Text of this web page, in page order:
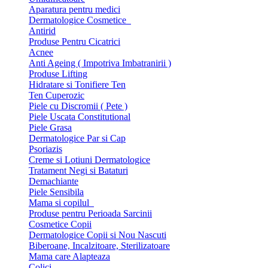
Aparatura pentru medici
Dermatologice Cosmetice
Antirid
Produse Pentru Cicatrici
Acnee
Anti Ageing ( Impotriva Imbatranirii )
Produse Lifting
Hidratare si Tonifiere Ten
Ten Cuperozic
Piele cu Discromii ( Pete )
Piele Uscata Constitutional
Piele Grasa
Dermatologice Par si Cap
Psoriazis
Creme si Lotiuni Dermatologice
Tratament Negi si Bataturi
Demachiante
Piele Sensibila
Mama si copilul
Produse pentru Perioada Sarcinii
Cosmetice Copii
Dermatologice Copii si Nou Nascuti
Biberoane, Incalzitoare, Sterilizatoare
Mama care Alapteaza